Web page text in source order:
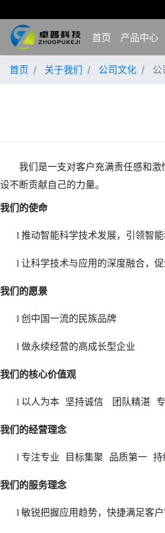
首页 产品中心
首页 关于我们 公司文化 公
我们是一支对客户充满责任感和
设不断贡献自己的力量。
我们的使命
l 推动智能科学技术发展，引领智
l 让科学技术与应用的深度融合，
我们的愿景
l 创中国一流的民族品牌
l 做永续经营的高成长型企业
我们的核心价值观
l 以人为本 坚持诚信 团队精湛
我们的经营理念
l 专注专业 目标集聚 品质第一 持
我们的服务理念
l 敏锐把握应用趋势，快捷满足客